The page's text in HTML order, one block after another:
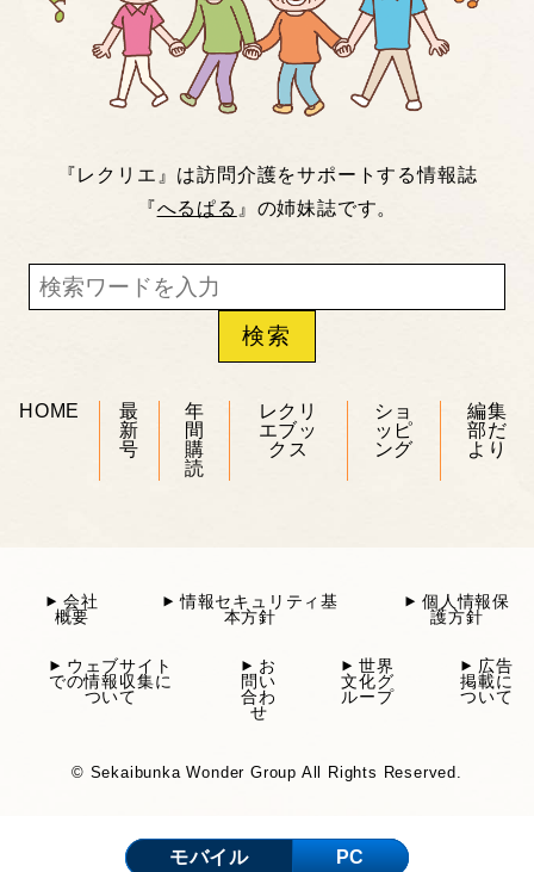
『レクリエ』は訪問介護をサポートする情報誌
『へるぱる 』の姉妹誌です。
HOME
最
新
号
年
間
購
読
レクリ
エブッ
クス
ショ
ッピ
ング
編集
部だ
より
会社
概要
情報セキュリティ基
本方針
個人情報保
護方針
ウェブサイト
での情報収集に
ついて
お
問い
合わ
せ
世界
文化グ
ループ
広告
掲載に
ついて
© Sekaibunka Wonder Group All Rights Reserved.
モバイル PC